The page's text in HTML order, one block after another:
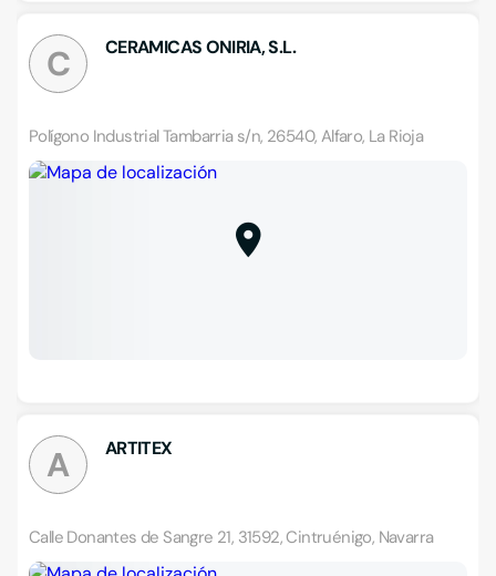
C CERAMICAS ONIRIA, S.L.
Polígono Industrial Tambarria s/n, 26540, Alfaro, La Rioja
A ARTITEX
Calle Donantes de Sangre 21, 31592, Cintruénigo, Navarra